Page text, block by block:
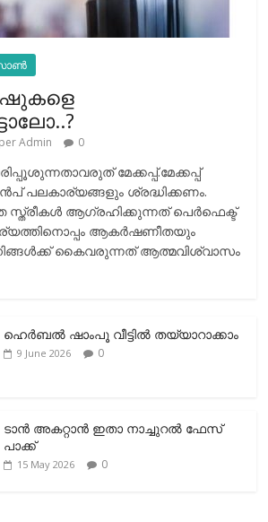
Admin 0
മേക്കപ്പ്.മേക്കപ്പ്
പലകാര്യങ്ങളും ശ്രദ്ധിക്കണം.
സ്ത്രീകള്‍ ആഗ്രഹിക്കുന്നത് പെര്‍ഫെക്ട്
ആകര്‍ഷണീതയും
കൈവരുന്നത് ആത്മവിശ്വാസം
ഹെര്‍ബല്‍ ഷാംപൂ വീട്ടില്‍ തയ്യാറാക്കാം
9 June 2026 0
ടാന്‍ അകറ്റാന്‍ ഇതാ നാച്ചുറല്‍ ഫേസ്
പാക്ക്
15 May 2026 0